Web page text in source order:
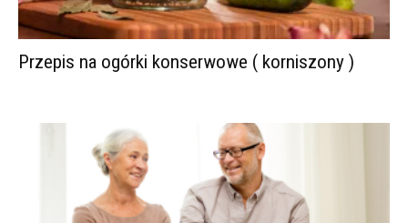
Przepis na ogórki konserwowe ( korniszony )